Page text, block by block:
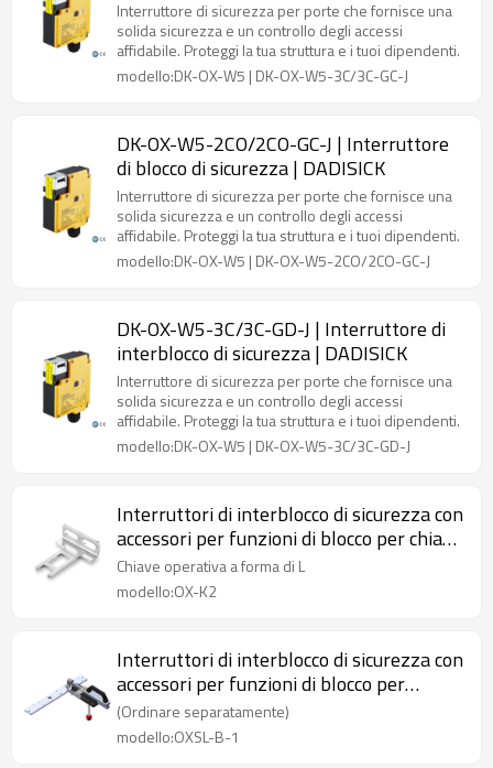
Interruttore di sicurezza per porte che fornisce una
solida sicurezza e un controllo degli accessi
affidabile. Proteggi la tua struttura e i tuoi dipendenti.
modello:DK-OX-W5 | DK-OX-W5-3C/3C-GC-J
DK-OX-W5-2CO/2CO-GC-J | Interruttore
di blocco di sicurezza | DADISICK
Interruttore di sicurezza per porte che fornisce una
solida sicurezza e un controllo degli accessi
affidabile. Proteggi la tua struttura e i tuoi dipendenti.
modello:DK-OX-W5 | DK-OX-W5-2CO/2CO-GC-J
DK-OX-W5-3C/3C-GD-J | Interruttore di
interblocco di sicurezza | DADISICK
Interruttore di sicurezza per porte che fornisce una
solida sicurezza e un controllo degli accessi
affidabile. Proteggi la tua struttura e i tuoi dipendenti.
modello:DK-OX-W5 | DK-OX-W5-3C/3C-GD-J
Interruttori di interblocco di sicurezza con
accessori per funzioni di blocco per chiave
operativa a L OX-K2
Chiave operativa a forma di L
modello:OX-K2
Interruttori di interblocco di sicurezza con
accessori per funzioni di blocco per
maniglie di porte di sicurezza OXSL-B-1
(Ordinare separatamente)
modello:OXSL-B-1